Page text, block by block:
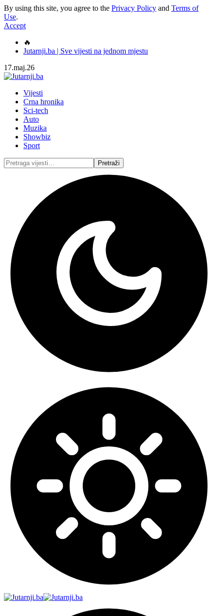
By using this site, you agree to the Privacy Policy and Terms of
Use.
Accept
🔥
Jutarnji.ba | Sve vijesti na jednom mjestu
17.maj.26
Vijesti
Crna hronika
Sci-tech
Auto
Muzika
Showbiz
Sport